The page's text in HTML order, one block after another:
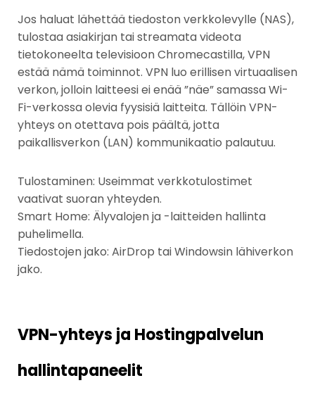
Jos haluat lähettää tiedoston verkkolevylle (NAS),
tulostaa asiakirjan tai streamata videota
tietokoneelta televisioon Chromecastilla, VPN
estää nämä toiminnot. VPN luo erillisen virtuaalisen
verkon, jolloin laitteesi ei enää ”näe” samassa Wi-
Fi-verkossa olevia fyysisiä laitteita. Tällöin VPN-
yhteys on otettava pois päältä, jotta
paikallisverkon (LAN) kommunikaatio palautuu.
Tulostaminen: Useimmat verkkotulostimet
vaativat suoran yhteyden.
Smart Home: Älyvalojen ja -laitteiden hallinta
puhelimella.
Tiedostojen jako: AirDrop tai Windowsin lähiverkon
jako.
VPN-yhteys ja Hostingpalvelun
hallintapaneelit